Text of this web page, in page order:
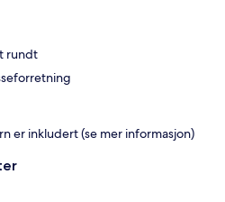
rundt
er inkludert (se mer informasjon)